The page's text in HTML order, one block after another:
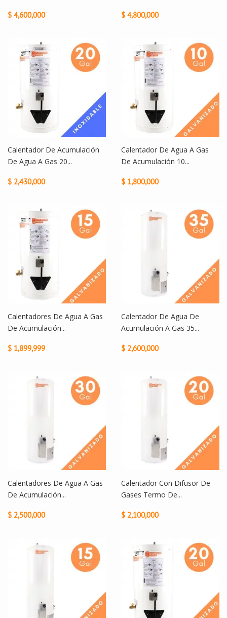
$ 4,600,000 $ 4,800,000
Calentador De Acumulación
De Agua A Gas 20...
$ 2,430,000
Calentador De Agua A Gas
De Acumulación 10...
$ 1,800,000
Calentadores De Agua A Gas
De Acumulación...
$ 1,899,999
Calentador De Agua De
Acumulación A Gas 35...
$ 2,600,000
Calentadores De Agua A Gas
De Acumulación...
$ 2,500,000
Calentador Con Difusor De
Gases Termo De...
$ 2,100,000